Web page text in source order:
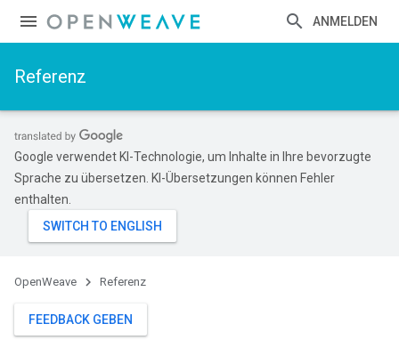
ANMELDEN
Referenz
Google verwendet KI-Technologie, um Inhalte in Ihre bevorzugte
Sprache zu übersetzen. KI-Übersetzungen können Fehler
enthalten.
OpenWeave Referenz
FEEDBACK GEBEN